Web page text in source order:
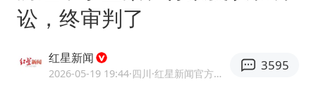
浙江台州《告全体市民书》
讼，终审判了
红星新闻
2026-05-19 19:44·四川 ·红星新闻官方网易号
3595